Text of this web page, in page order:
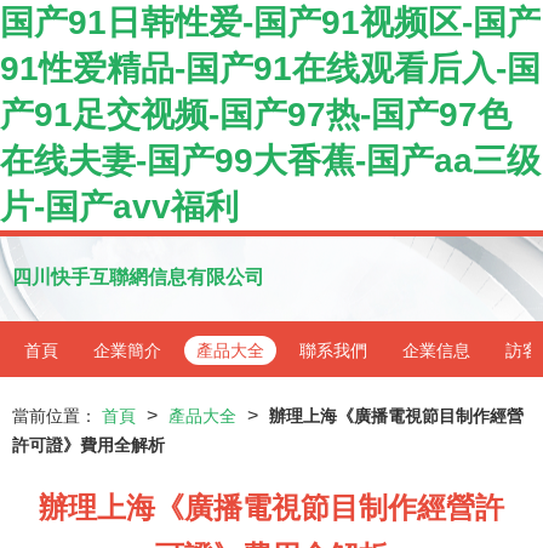
国产91日韩性爱-国产91视频区-国产
91性爱精品-国产91在线观看后入-国
产91足交视频-国产97热-国产97色
在线夫妻-国产99大香蕉-国产aa三级
片-国产avv福利
四川快手互聯網信息有限公司
首頁 企業簡介 產品大全 聯系我們 企業信息 訪客
當前位置： 首頁 > 產品大全 > 辦理上海《廣播電視節目制作經營
許可證》費用全解析
辦理上海《廣播電視節目制作經營許